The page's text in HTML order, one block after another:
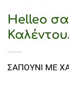
Helleo
ΣΑΠΟΥΝΙ ΜΕ